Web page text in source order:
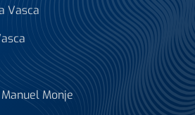
Vasca
Monje